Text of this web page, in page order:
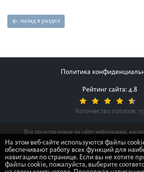
назад в раздел
Политика
Рейтинг сайта: 4.8
Количество голосов:
Вся представленная на сайте информация,
продуктов, наличия на складе, стоимости
характер и ни при каких условиях не
определяемой положениями Статьи 437(2)
Федерации.
На этом веб-сайте используются файлы
обеспечивают работу всех функций для
навигации по странице. Если вы не хотите
файлы cookie, пожалуйста, выберите